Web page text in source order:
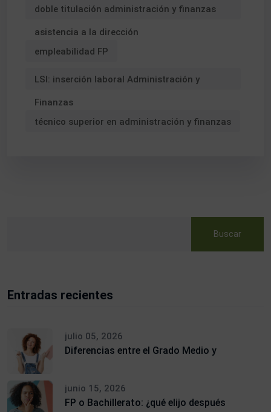
doble titulación administración y finanzas
asistencia a la dirección
empleabilidad FP
LSI: inserción laboral Administración y
Finanzas
técnico superior en administración y finanzas
Buscar
Entradas recientes
julio 05, 2026
Diferencias entre el Grado Medio y
junio 15, 2026
FP o Bachillerato: ¿qué elijo después